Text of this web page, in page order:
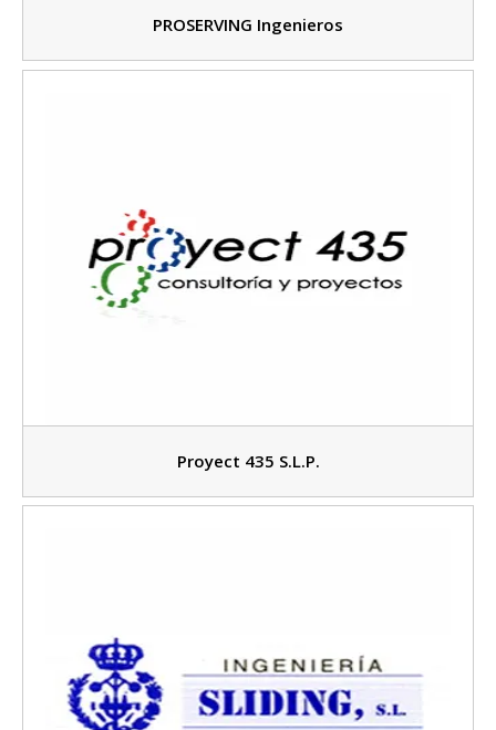
PROSERVING Ingenieros
Proyect 435 S.L.P.